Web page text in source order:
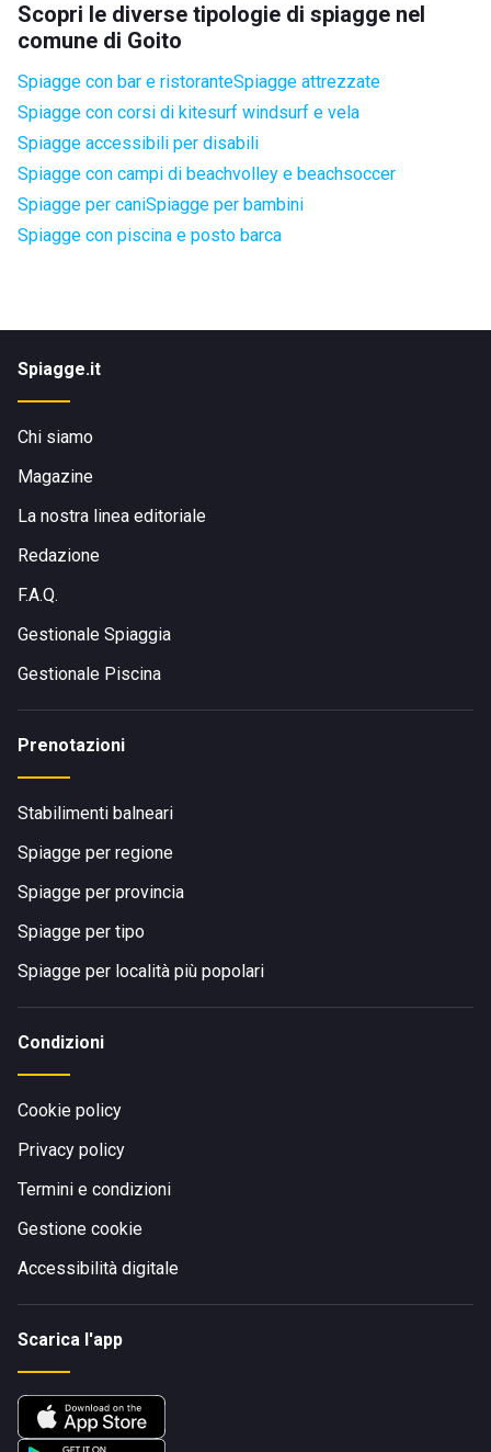
Scopri le diverse tipologie di spiagge nel
comune di Goito
Spiagge con bar e ristoranteSpiagge attrezzate
Spiagge con corsi di kitesurf windsurf e vela
Spiagge accessibili per disabili
Spiagge con campi di beachvolley e beachsoccer
Spiagge per caniSpiagge per bambini
Spiagge con piscina e posto barca
Spiagge.it
Chi siamo
Magazine
La nostra linea editoriale
Redazione
F.A.Q.
Gestionale Spiaggia
Gestionale Piscina
Prenotazioni
Stabilimenti balneari
Spiagge per regione
Spiagge per provincia
Spiagge per tipo
Spiagge per località più popolari
Condizioni
Cookie policy
Privacy policy
Termini e condizioni
Gestione cookie
Accessibilità digitale
Scarica l'app